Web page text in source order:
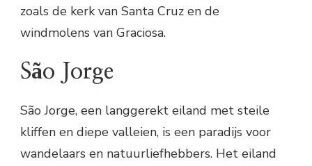
zoals de kerk van Santa Cruz en de
windmolens van Graciosa.
São Jorge
São Jorge, een langgerekt eiland met steile
kliffen en diepe valleien, is een paradijs voor
wandelaars en natuurliefhebbers. Het eiland